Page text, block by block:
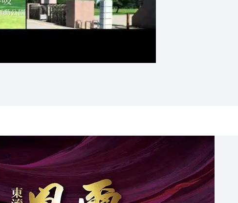
居家配置皆以帝寶級豪宅尺度訂製。論視野，竹南獨家20層樓高，
代化降版浴缸、單體馬桶、檯面式一體浴櫃、五合一暖風機，規
意象現代藝術穹頂，現代全棟千萬燈光鉅景大樓！首座20層擎天
未來發展增值潛力無可限量！<凰璽>謹訂6月28日上午10時整，於
大金冷氣空調一台，敬邀八方菁英蒞臨鑑賞，及早入主層峰聚落！
21031